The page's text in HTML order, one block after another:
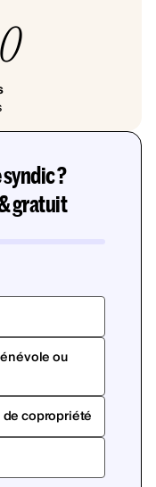
?
gratuit
ou
copropriété